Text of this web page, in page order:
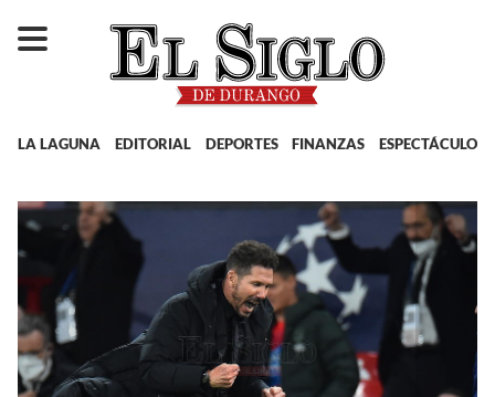
LA LAGUNA EDITORIAL DEPORTES FINANZAS ESPECTÁCULOS